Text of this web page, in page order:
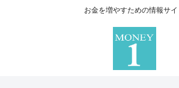
お金を増やすための情報サイ